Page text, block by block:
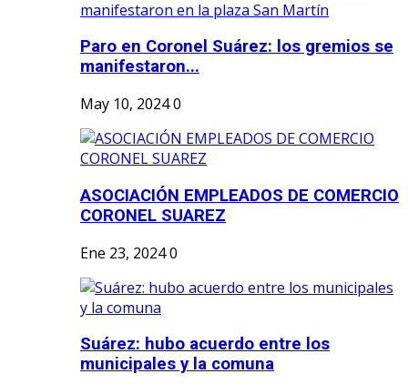
Paro en Coronel Suárez: los gremios se
manifestaron...
May 10, 20240
ASOCIACIÓN EMPLEADOS DE COMERCIO
CORONEL SUAREZ
Ene 23, 20240
Suárez: hubo acuerdo entre los
municipales y la comuna